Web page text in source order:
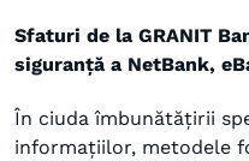
Sfaturi de la GRANIT
siguranță a NetBank,
În ciuda îmbunătățirii
informațiilor, metodele